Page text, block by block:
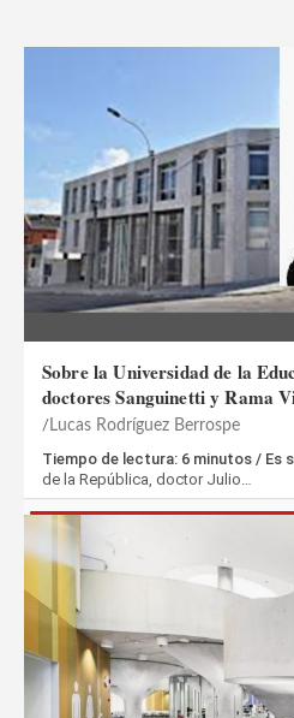
Sobre la Universidad de la
doctores Sanguinetti y Rama
Lucas Rodríguez Berrospe
Tiempo de lectura: 6 minutos / Es
de la República, doctor Julio…